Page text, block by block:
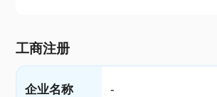
工商注册
企业名称 -